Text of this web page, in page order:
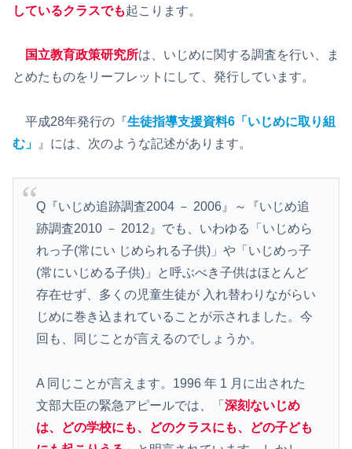
しているクラスでも起こります。
国立教育政策研究所は、いじめに関する調査を行い、ま
とめたものをリーフレットにして、発行しています。
平成28年発行の『生徒指導支援資料6「いじめに取り組
む」
』には、次のような記述があります。
Q『いじめ追跡調査2004 － 2006』～『いじめ追
跡調査2010 － 2012』でも、いわゆる「いじめら
れっ子(常にい じめられる子供)」や「いじめっ子
(常にいじめる子供)」と呼ぶべき子供はほとんど
存在せず、多くの児童生徒が 入れ替わりながらい
じめに巻き込まれていることが示されました。今
回も、同じことが言えるのでしょうか。
A 同じことが言えます。1996 年 1 月に出された
文部大臣の緊急アピールでは、「 深刻ないじめ
は、どの学校にも、どのクラスにも、どの子ども